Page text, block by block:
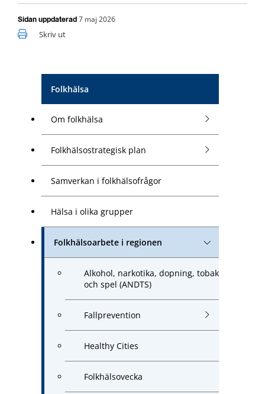
Folkhälsa
Om folkhälsa
Folkhälsostrategisk plan
Samverkan i folkhälsofrågor
Hälsa i olika grupper
Folkhälsoarbete i regionen
Alkohol, narkotika, dopning, tobak
och spel (ANDTS)
Fallprevention
Healthy Cities
Folkhälsovecka
Sidan uppdaterad 7 maj 2026
Skriv ut